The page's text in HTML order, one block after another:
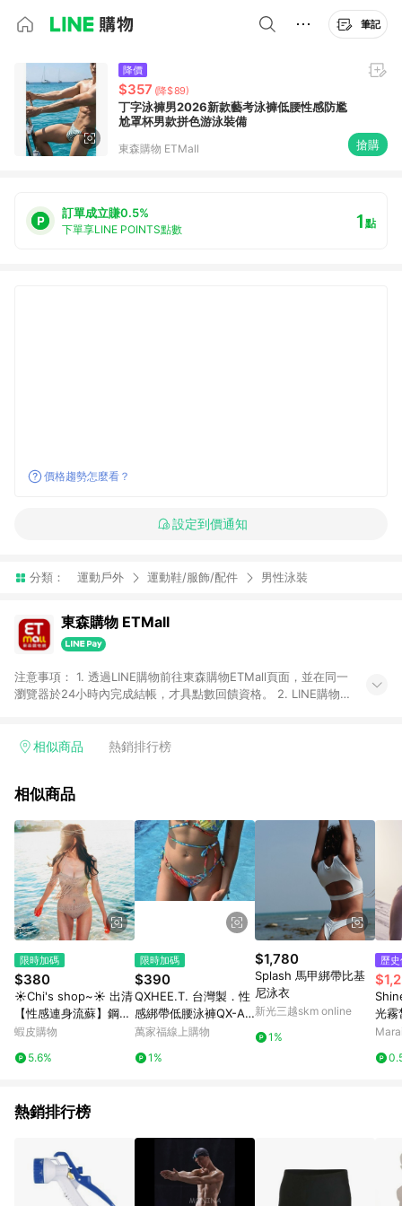
筆記
降價
$357 (降$89)
丁字泳褲男2026新款藝考泳褲低腰性感防尷
尬罩杯男款拼色游泳裝備
東森購物 ETMall 搶購
訂單成立賺0.5%
下單享LINE POINTS點數 1點
價格趨勢怎麼看？
設定到價通知
分類： 運動戶外 運動鞋/服飾/配件 男性泳裝
東森購物 ETMall
注意事項： 1. 透過LINE購物前往東森購物ETMall頁面，並在同一
瀏覽器於24小時內完成結帳，才具點數回饋資格。 2. LINE購物
單，皆不在點數回饋範圍內。 3. 如購買以下類別商品，將無法獲
球嚴選、商城、專案商品、「草莓網」全館商品。 4. 如取消訂
回饋。 5. 點數回饋會扣除所有折扣優惠後之最終發票金額計算，
實際回饋請依LINE購物通知為主。 6. 訂單如有使用東森購物
ETMall站內之折扣優惠(包含但不限於東森幣、樂透金、東森現金
券等)，不具點數回饋資格。詳細請依東森購物ETMall之結帳頁面
顯示為準。 7. LINE購物設有「單一商品最高回饋點數」機制(特
殊活動時開放「回饋無上限」)，以同一訂單中同一商品不論件數
計算，並依訂單成立時間當下LINE購物所設定的回饋機制為準。
8. LINE購物為購物資訊整合性平台，商品資料更新會有時間差，
如顯示之商品規格、顏色、價位、贈品與東森購物ETMall銷售網
頁不符，以銷售網頁標示為準。 9. 若有贈點爭議，請務必於訂單
日期+180天以內至LINE購物客服洽詢；若超過180天(含)以上進
行申訴，恕無法贈點回饋。 10. 部分點數紅包僅限指定商品使
用，或不適用於無回饋商品。各點數紅包之適用商品與使用條件
請依點數紅包頁面規則為準。
相似商品 熱銷排行榜
相似商品
限時加碼
$380
☀Chi's shop~☀ 出清
【性感連身流蘇】鋼圈
UPUP 可加胸墊 顯瘦
蝦皮購物
5.6%
限時加碼
$390
QXHEE.T. 台灣製．性
感綁帶低腰泳褲QX-A0
6b 大紅花S
萬家福線上購物
1%
$1,780
Splash 馬甲綁帶比基
尼泳衣
新光三越skm online
1%
歷
光霧
m
熱銷排行榜